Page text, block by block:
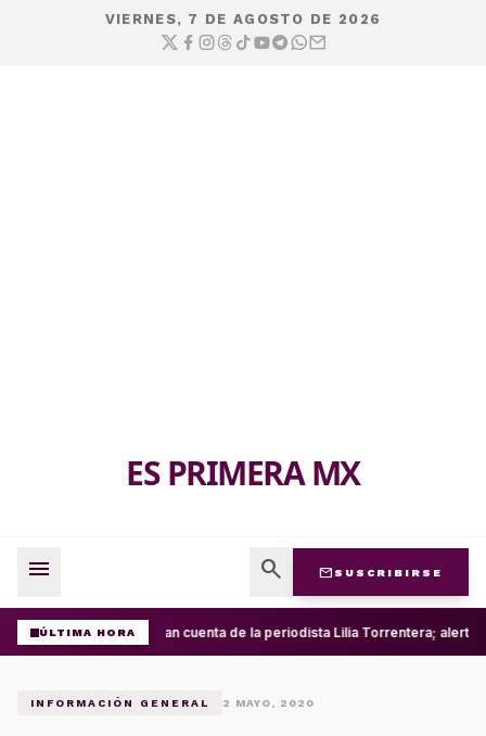
VIERNES, 7 DE AGOSTO DE 2026
ES PRIMERA MX
menu search mail SUSCRIBIRSE
ÚLTIMA HORA Roban cuenta de la periodista Lilia Torrentera;
INFORMACIÓN GENERAL 2 MAYO, 2020